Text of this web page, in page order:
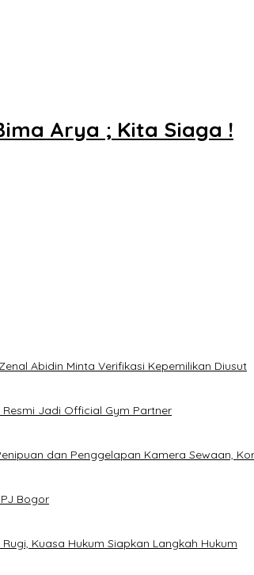
Arya ; Kita Siaga !
Abidin Minta Verifikasi Kepemilikan Diusut
Resmi Jadi Official Gym Partner
dan Penggelapan Kamera Sewaan,
Bogor
Kuasa Hukum Siapkan Langkah Hukum